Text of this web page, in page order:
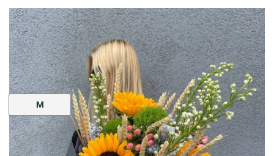
50см 30см
Розмір:
M
2 485 грн